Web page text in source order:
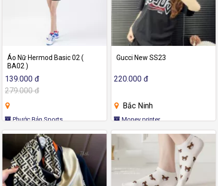
Áo Nữ Hermod Basic 02 (
BA02 )
139.000 đ
279.000 đ
Phước Bản Sports
Gucci New SS23
220.000 đ
Bắc Ninh
Money printer